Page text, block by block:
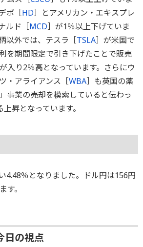
ポ［HD］とアメリカン・エキスプレ
ルド［MCD］が1％以上下げていま
以外では、テスラ［TSLA］が米国で
を期間限定で引き下げたことで販売
入り2％高となっています。さらにウ
・アライアンス［WBA］も英国の薬
事業の売却を模索していると伝わっ
昇となっています。
4.48％となりました。ドル円は156円
す。
日の視点